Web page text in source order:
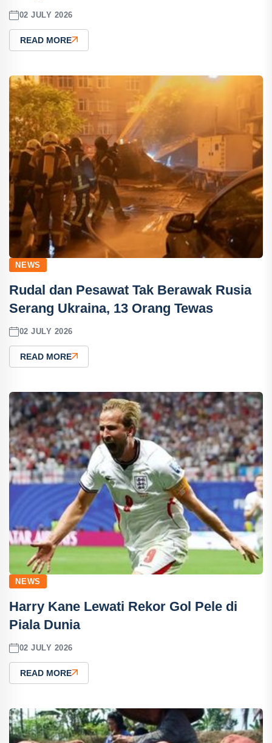
02 JULY 2026
READ MORE
NEWS
Rudal dan Pesawat Tak Berawak Rusia
Serang Ukraina, 13 Orang Tewas
02 JULY 2026
READ MORE
NEWS
Harry Kane Lewati Rekor Gol Pele di
Piala Dunia
02 JULY 2026
READ MORE